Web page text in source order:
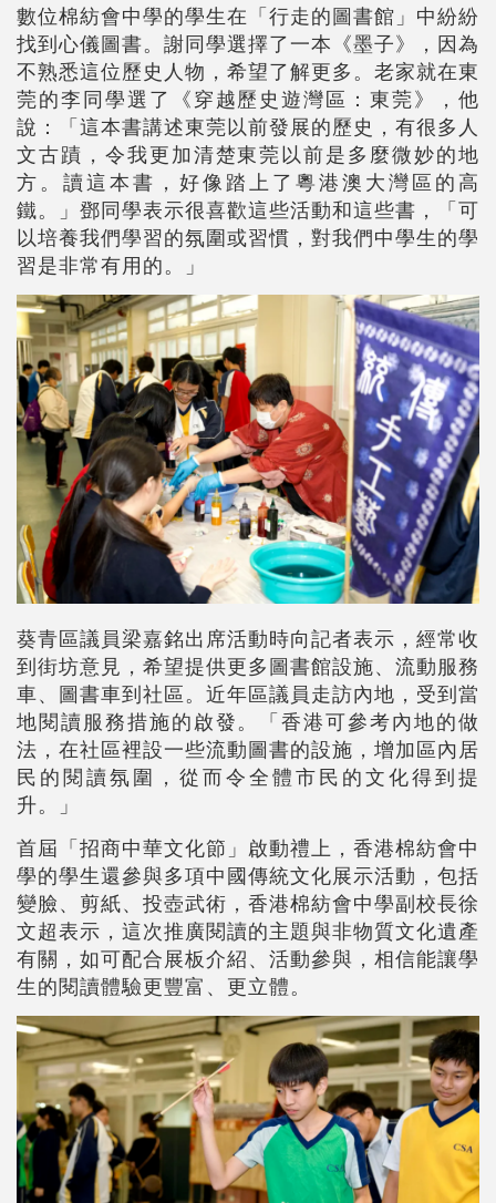
數位棉紡會中學的學生在「行走的圖書館」中紛紛
找到心儀圖書。謝同學選擇了一本《墨子》，因為
不熟悉這位歷史人物，希望了解更多。老家就在東
莞的李同學選了《穿越歷史遊灣區：東莞》，他
說：「這本書講述東莞以前發展的歷史，有很多人
文古蹟，令我更加清楚東莞以前是多麼微妙的地
方。讀這本書，好像踏上了粵港澳大灣區的高
鐵。」鄧同學表示很喜歡這些活動和這些書，「可
以培養我們學習的氛圍或習慣，對我們中學生的學
習是非常有用的。」
葵青區議員梁嘉銘出席活動時向記者表示，經常收
到街坊意見，希望提供更多圖書館設施、流動服務
車、圖書車到社區。近年區議員走訪內地，受到當
地閱讀服務措施的啟發。「香港可參考內地的做
法，在社區裡設一些流動圖書的設施，增加區內居
民的閱讀氛圍，從而令全體市民的文化得到提
升。」
首屆「招商中華文化節」啟動禮上，香港棉紡會中
學的學生還參與多項中國傳統文化展示活動，包括
變臉、剪紙、投壺武術，香港棉紡會中學副校長徐
文超表示，這次推廣閱讀的主題與非物質文化遺產
有關，如可配合展板介紹、活動參與，相信能讓學
生的閱讀體驗更豐富、更立體。